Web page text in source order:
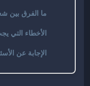
ما الفرق بين
الأخطاء التي
الإجابة عن